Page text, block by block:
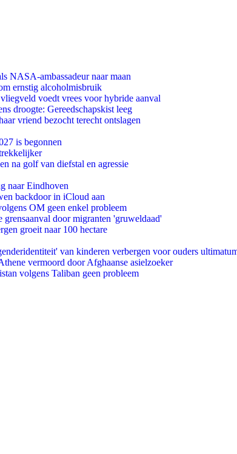
NASA-ambassadeur naar maan
ernstig alcoholmisbruik
voedt vrees voor hybride aanval
droogte: Gereedschapskist leeg
vriend bezocht terecht ontslagen
is begonnen
na golf van diefstal en agressie
naar Eindhoven
backdoor in iCloud aan
OM geen enkel probleem
grensaanval door migranten 'gruweldaad'
groeit naar 100 hectare
van kinderen verbergen voor ouders
vermoord door Afghaanse asielzoeker
volgens Taliban geen probleem